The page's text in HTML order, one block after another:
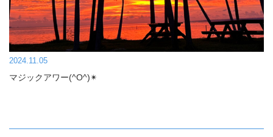
2024.11.05
マジックアワー(^O^)✴︎